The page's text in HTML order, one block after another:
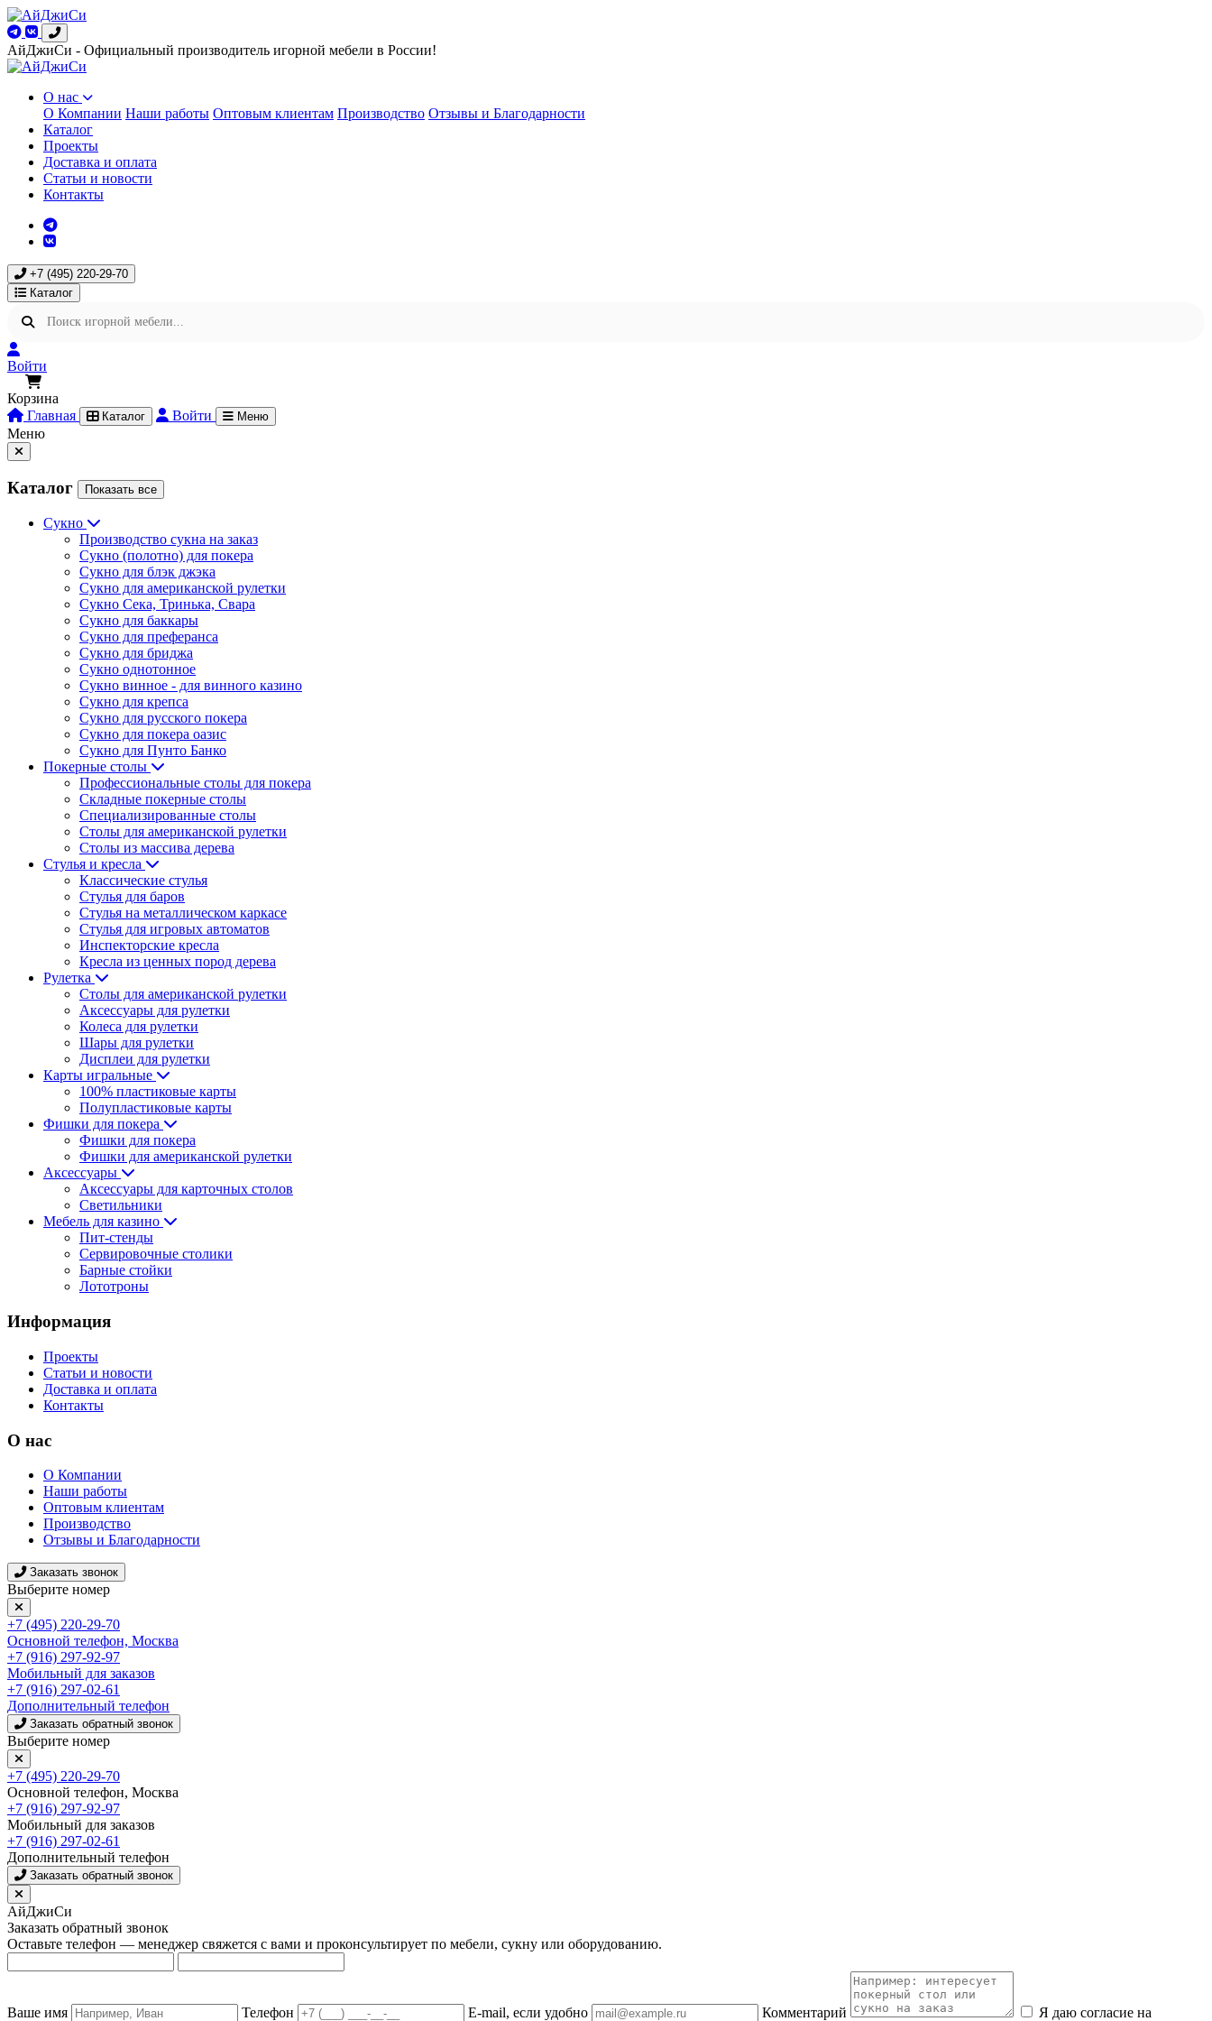
АйДжиСи - Официальный производитель игорной мебели в России!
О нас
О Компании Наши работы Оптовым клиентам Производство Отзывы и Благодарности
Каталог
Проекты
Доставка и оплата
Статьи и новости
Контакты
+7 (495) 220-29-70
Каталог
Войти
Корзина
Главная
Каталог Войти Меню
Меню
Каталог Показать все
Сукно
Производство сукна на заказ
Сукно (полотно) для покера
Сукно для блэк джэка
Сукно для американской рулетки
Сукно Сека, Тринька, Свара
Сукно для баккары
Сукно для преферанса
Сукно для бриджа
Сукно однотонное
Сукно винное - для винного казино
Сукно для крепса
Сукно для русского покера
Сукно для покера оазис
Сукно для Пунто Банко
Покерные столы
Профессиональные столы для покера
Складные покерные столы
Специализированные столы
Столы для американской рулетки
Столы из массива дерева
Стулья и кресла
Классические стулья
Стулья для баров
Стулья на металлическом каркасе
Стулья для игровых автоматов
Инспекторские кресла
Кресла из ценных пород дерева
Рулетка
Столы для американской рулетки
Аксессуары для рулетки
Колеса для рулетки
Шары для рулетки
Дисплеи для рулетки
Карты игральные
100% пластиковые карты
Полупластиковые карты
Фишки для покера
Фишки для покера
Фишки для американской рулетки
Аксессуары
Аксессуары для карточных столов
Светильники
Мебель для казино
Пит-стенды
Сервировочные столики
Барные стойки
Лототроны
Информация
Проекты
Статьи и новости
Доставка и оплата
Контакты
О нас
О Компании
Наши работы
Оптовым клиентам
Производство
Отзывы и Благодарности
Заказать звонок
Выберите номер
+7 (495) 220-29-70
Основной телефон, Москва
+7 (916) 297-92-97
Мобильный для заказов
+7 (916) 297-02-61
Дополнительный телефон
Заказать обратный звонок
Выберите номер
+7 (495) 220-29-70
Основной телефон, Москва
+7 (916) 297-92-97
Мобильный для заказов
+7 (916) 297-02-61
Дополнительный телефон
Заказать обратный звонок
АйДжиСи
Заказать обратный звонок
Оставьте телефон — менеджер свяжется с вами и проконсультирует по мебели, сукну или оборудованию.
Ваше имя Телефон E-mail, если удобно Комментарий
Я даю согласие на